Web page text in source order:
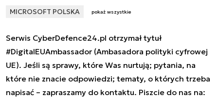
MICROSOFT POLSKA pokaż wszystkie
Serwis CyberDefence24.pl otrzymał tytuł
#DigitalEUAmbassador (Ambasadora polityki cyfrowej
UE). Jeśli są sprawy, które Was nurtują; pytania, na
które nie znacie odpowiedzi; tematy, o których trzeba
napisać – zapraszamy do kontaktu. Piszcie do nas na: